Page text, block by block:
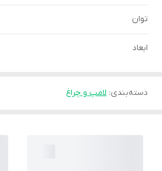
توان
ابعاد
دسته‌بندی: لامپ و چراغ